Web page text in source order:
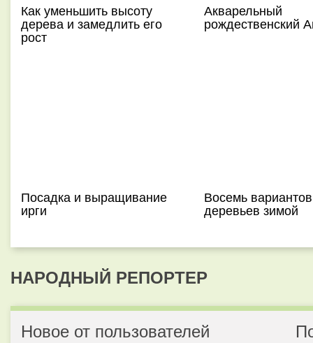
Как уменьшить высоту
дерева и замедлить его
рост
Акварельный
рождественский
Посадка и выращивание
ирги
Восемь
деревьев зимой
НАРОДНЫЙ РЕПОРТЕР
Новое от пользователей